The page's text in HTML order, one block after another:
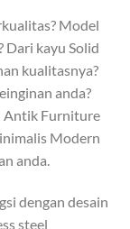
Model
Dari kayu Solid
kualitasnya?
anda?
Antik Furniture
Modern
anda.
dengan desain
steel